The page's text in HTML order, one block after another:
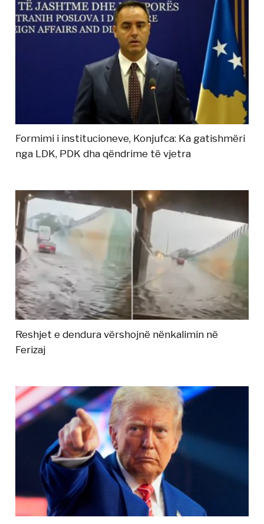
Formimi i institucioneve, Konjufca: Ka gatishmëri
nga LDK, PDK dha qëndrime të vjetra
Reshjet e dendura vërshojnë nënkalimin në
Ferizaj